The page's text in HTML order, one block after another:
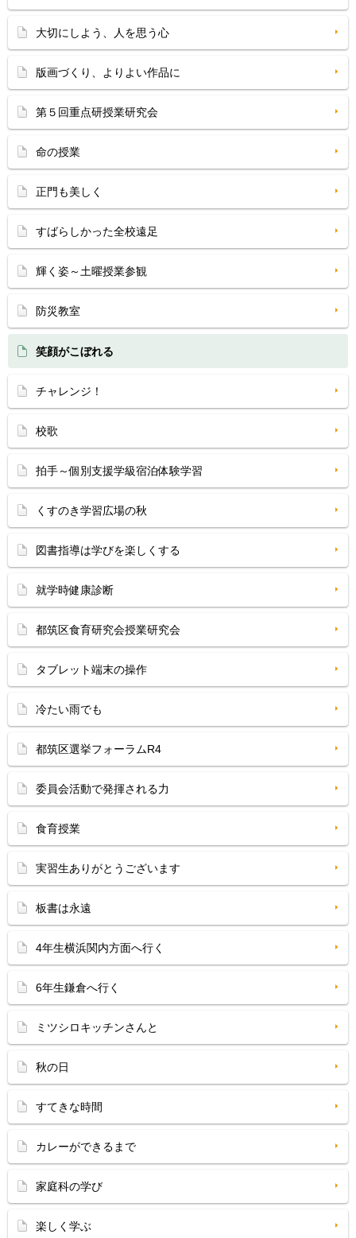
大切にしよう、人を思う心
版画づくり、よりよい作品に
第５回重点研授業研究会
命の授業
正門も美しく
すばらしかった全校遠足
輝く姿～土曜授業参観
防災教室
笑顔がこぼれる
チャレンジ！
校歌
拍手～個別支援学級宿泊体験学習
くすのき学習広場の秋
図書指導は学びを楽しくする
就学時健康診断
都筑区食育研究会授業研究会
タブレット端末の操作
冷たい雨でも
都筑区選挙フォーラムR4
委員会活動で発揮される力
食育授業
実習生ありがとうございます
板書は永遠
4年生横浜関内方面へ行く
6年生鎌倉へ行く
ミツシロキッチンさんと
秋の日
すてきな時間
カレーができるまで
家庭科の学び
楽しく学ぶ